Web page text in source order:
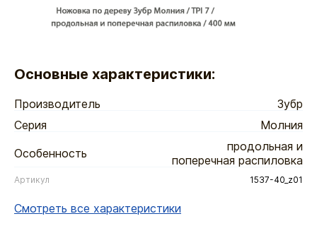
Основные характеристики:
Производитель
Зубр
Серия
Молния
Особенность
продольная и
поперечная распиловка
Артикул 1537-40_z01
Смотреть все характеристики